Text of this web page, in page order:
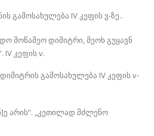
გამოსახულება IV კეფის ვ-ზე..
მოწამეო დიმიტრი, მეოხ გუყავნ
IV კეფის v.
გამოსახულება IV კეფის v-
არის“. „კეთილად მძლენო